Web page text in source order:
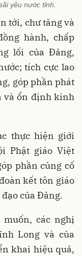
yêu nước tỉnh.
tới, chư tăng và
hành, chấp
lối của Đảng,
tích cực lao
góp phần phát
và ổn định kinh
thực hiện giới
Phật giáo Việt
phần củng cố
kết tôn giáo
của Đảng.
muốn, các nghị
Long và của
khai hiệu quả,